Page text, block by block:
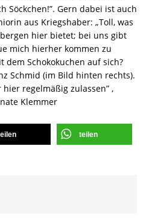
Söckchen!”. Gern dabei ist auch
aus Kriegshaber: „Toll, was
hier bietet; bei uns gibt
mich hierher kommen zu
dem Schokokuchen auf sich?
Schmid (im Bild hinten rechts).
regelmäßig zulassen” ,
Klemmer
teilen